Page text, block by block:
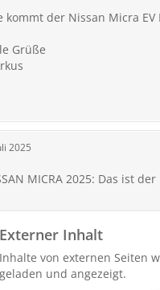
kommt der Nissan Micra EV
Grüße
2025
MICRA 2025: Das ist
Externer Inhalt
Inhalte von externen Seiten
geladen und angezeigt.